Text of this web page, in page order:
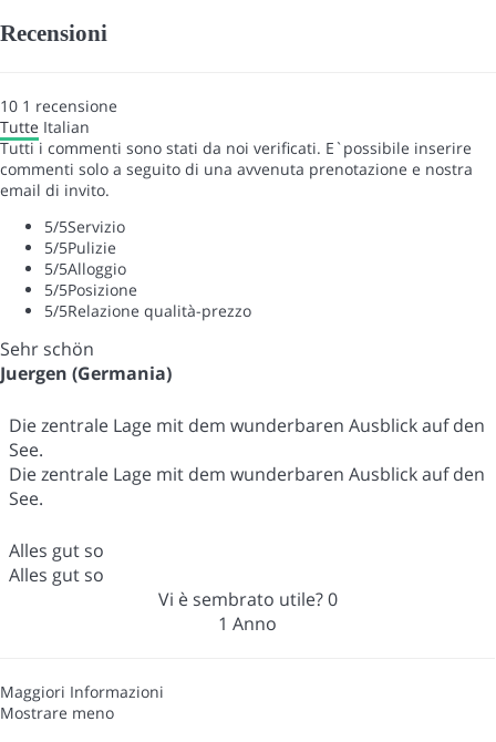
Recensioni
10 1 recensione
Tutte Italian
Tutti i commenti sono stati da noi verificati. E`possibile inserire
commenti solo a seguito di una avvenuta prenotazione e nostra
email di invito.
5/5Servizio
5/5Pulizie
5/5Alloggio
5/5Posizione
5/5Relazione qualità-prezzo
Sehr schön
Juergen (Germania)
Die zentrale Lage mit dem wunderbaren Ausblick auf den
See.
Die zentrale Lage mit dem wunderbaren Ausblick auf den
See.
Alles gut so
Alles gut so
Vi è sembrato utile?0
1 Anno
Maggiori Informazioni
Mostrare meno